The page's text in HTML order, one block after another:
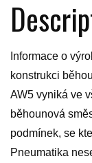
Informace o
konstrukci
AW5 vyniká ve
běhounová
podmínek, se
Pneumatika